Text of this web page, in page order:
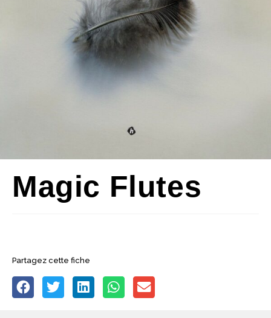
Magic Flutes
Partagez cette fiche